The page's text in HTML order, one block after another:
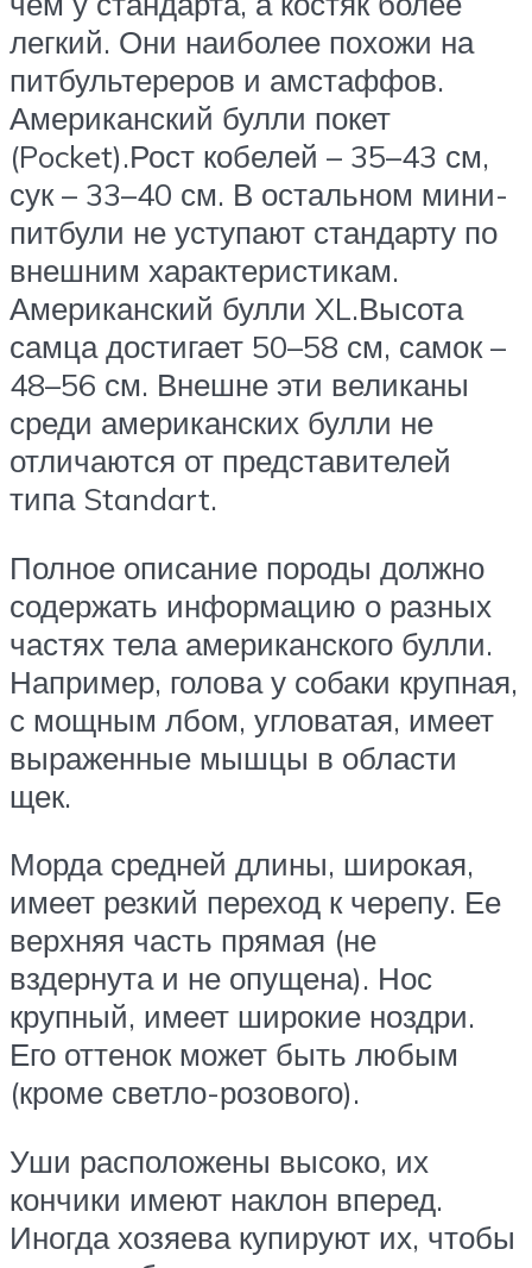
легкий. Они наиболее похожи на
питбультереров и амстаффов.
Американский булли покет
(Pocket).Рост кобелей – 35–43 см,
сук – 33–40 см. В остальном мини-
питбули не уступают стандарту по
внешним характеристикам.
Американский булли XL.Высота
самца достигает 50–58 см, самок –
48–56 см. Внешне эти великаны
среди американских булли не
отличаются от представителей
типа Standart.
Полное описание породы должно
содержать информацию о разных
частях тела американского булли.
Например, голова у собаки крупная,
с мощным лбом, угловатая, имеет
выраженные мышцы в области
щек.
Морда средней длины, широкая,
имеет резкий переход к черепу. Ее
верхняя часть прямая (не
вздернута и не опущена). Нос
крупный, имеет широкие ноздри.
Его оттенок может быть любым
(кроме светло-розового).
Уши расположены высоко, их
кончики имеют наклон вперед.
Иногда хозяева купируют их, чтобы